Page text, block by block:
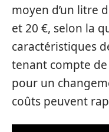
moyen d’un litre
et 20 €, selon la
caractéristiques
tenant compte
pour un
coûts peuvent